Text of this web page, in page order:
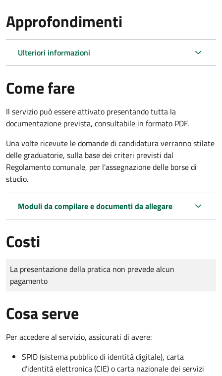
Approfondimenti
Ulteriori informazioni
Come fare
Il servizio può essere attivato presentando tutta la
documentazione prevista, consultabile in formato PDF.
Una volte ricevute le domande di candidatura verranno stilate
delle graduatorie, sulla base dei criteri previsti dal
Regolamento comunale, per l'assegnazione delle borse di
studio.
Moduli da compilare e documenti da allegare
Costi
Tipo di pagamento
Importo
La presentazione della pratica non prevede alcun
pagamento
Cosa serve
Per accedere al servizio, assicurati di avere:
SPID (sistema pubblico di identità digitale), carta
d’identità elettronica (CIE) o carta nazionale dei servizi